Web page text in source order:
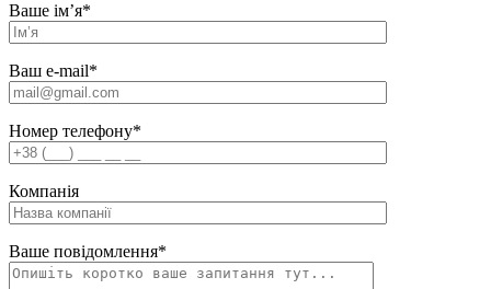
Ваше ім’я*
Ваш e-mail*
Номер телефону*
Компанія
Ваше повідомлення*